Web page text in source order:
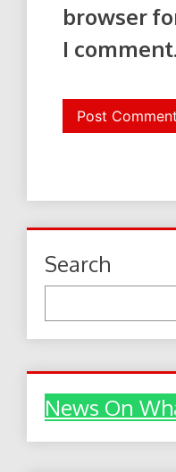
browser
I comment.
Search
News On